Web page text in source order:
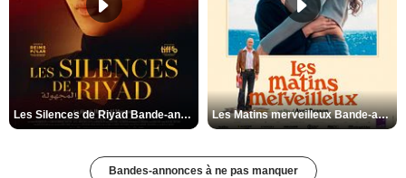
Les Silences de Riyad Bande-annonce VO STFR Les Matins merveilleux Bande-annonce VF
Bandes-annonces à ne pas manquer